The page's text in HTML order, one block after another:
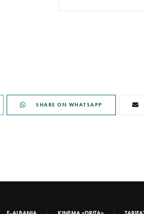
SHARE ON WHATSAPP
E-ALBANIA KINEMA «DRITA»